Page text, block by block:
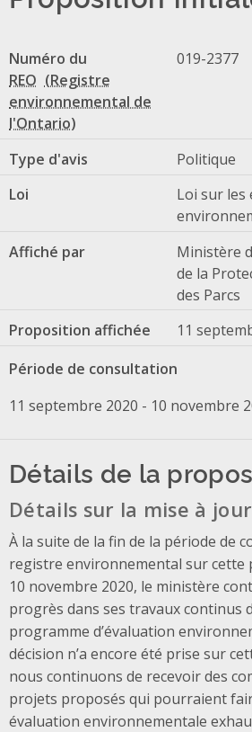
Numéro du
REO
019-2377
Type d'avis
Politique
Loi
Loi sur les
Affiché par
Ministère
de la
des Parcs
Proposition affichée
11
Période de consultation
11 septembre 2020 - 10 novembre
Détails de la
Détails sur la mise à jour
À la suite de la fin de la période de
registre environnemental sur cette
10 novembre 2020, le ministère
progrès dans ses travaux continus
programme d’évaluation
décision n’a encore été prise sur
nous continuons de recevoir des
projets proposés qui pourraient
évaluation environnementale